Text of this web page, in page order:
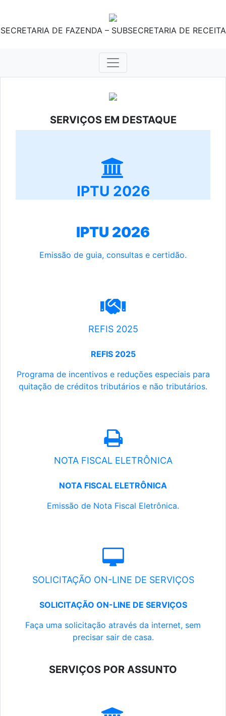
SECRETARIA DE FAZENDA – SUBSECRETARIA DE RECEITA
SERVIÇOS EM DESTAQUE
IPTU 2026
IPTU 2026
Emissão de guia, consultas e certidão.
REFIS 2025
REFIS 2025
Programa de incentivos e reduções especiais para
quitação de créditos tributários e não tributários.
NOTA FISCAL ELETRÔNICA
NOTA FISCAL ELETRÔNICA
Emissão de Nota Fiscal Eletrônica.
SOLICITAÇÃO ON-LINE DE SERVIÇOS
SOLICITAÇÃO ON-LINE DE SERVIÇOS
Faça uma solicitação através da internet, sem
precisar sair de casa.
SERVIÇOS POR ASSUNTO